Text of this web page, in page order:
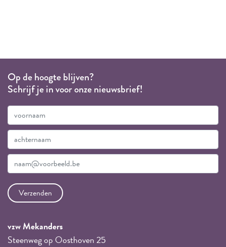
Op de hoogte blijven?
Schrijf je in voor onze nieuwsbrief!
vzw Mekanders
Steenweg op Oosthoven 25